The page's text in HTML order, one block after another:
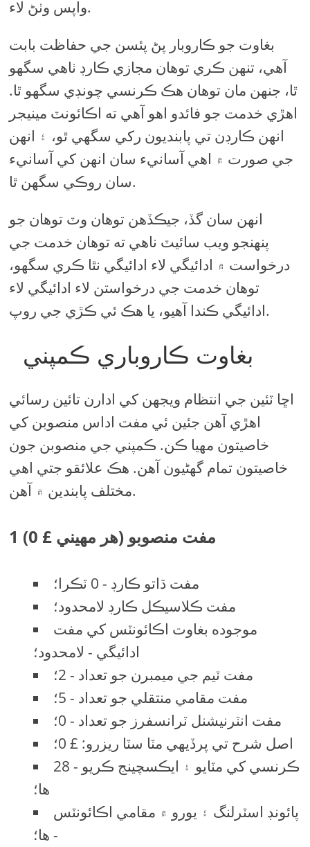
واپس وٺڻ لاء.
بغاوت جو ڪاروبار پڻ پئسن جي حفاظت بابت
آهي، تنهن ڪري توهان مجازي ڪارڊ ٺاهي سگهو
ٿا، جنهن مان توهان هڪ ڪرنسي چونڊي سگهو ٿا.
اهڙي خدمت جو فائدو اهو آهي ته اڪائونٽ مينيجر
انهن ڪارڊن تي پابنديون رکي سگهي ٿو، ۽ انهن
جي صورت ۾ اهي آسانيء سان انهن کي آسانيء
سان روڪي سگهن ٿا.
انهن سان گڏ، جيڪڏهن توهان وٽ توهان جو
پنهنجو ويب سائيٽ ناهي ته توهان خدمت جي
درخواست ۾ ادائيگي لاء ادائيگي نٿا ڪري سگهو،
توهان خدمت جي درخواستن لاء ادائيگي لاء
ادائيگي ڪندا آهيو، يا هڪ ئي ڪڙي جي روپ.
بغاوت ڪاروباري ڪمپني
اڇا ٽئين جي انتظام ويجهن کي ادارن تائين رسائي
اهڙي آهن جئين ئي مفت اداس منصوبن کي
خاصيتون مهيا ڪن. ڪمپني جي منصوبن جون
خاصيتون تمام گهڻيون آهن. هڪ علائقو جتي اهي
مختلف پابندين ۾ آهن.
1 مفت منصوبو (هر مهيني £ 0)
مفت ڌاتو ڪارڊ - 0 ٽڪرا؛
مفت ڪلاسيڪل ڪارڊ لامحدود؛
موجوده بغاوت اڪائونٽس کي مفت
ادائيگي - لامحدود؛
مفت ٽيم جي ميمبرن جو تعداد - 2؛
مفت مقامي منتقلي جو تعداد - 5؛
مفت انٽرنيشنل ٽرانسفرز جو تعداد - 0؛
اصل شرح تي پرڏيهي مٽا سٽا ريزرو: £ 0؛
28 ڪرنسي کي مٽايو ۽ ايڪسچينج ڪريو -
ها؛
پائونڊ اسٽرلنگ ۽ يورو ۾ مقامي اڪائونٽس
- ها؛